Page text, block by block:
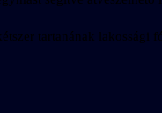
tartanának lakossági